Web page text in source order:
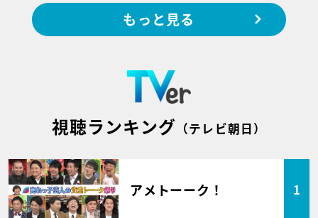
もっと見る
視聴ランキング （テレビ朝日）
アメトーーク！ 1